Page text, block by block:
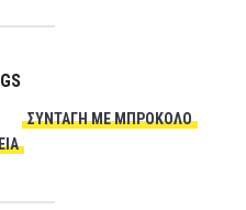
ΣΥΝΤΑΓΉ ΜΕ ΜΠΡΌΚΟΛΟ